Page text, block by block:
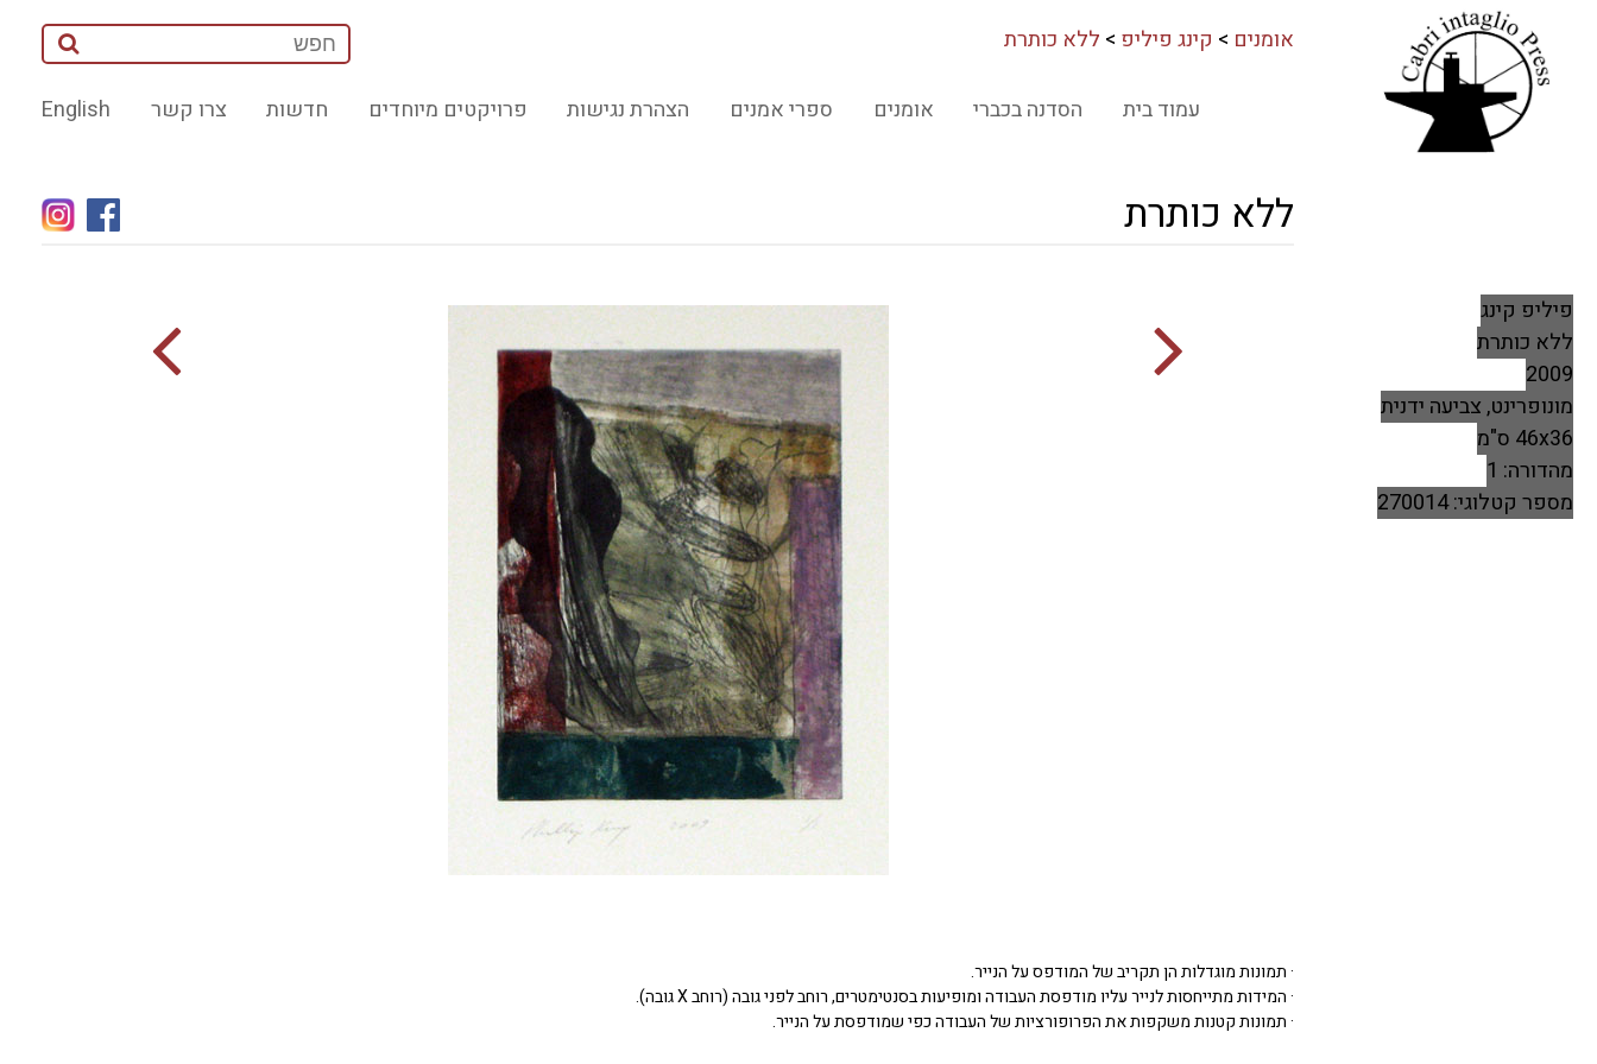
אומנים > קינג פיליפ > ללא כותרת
English צרו קשר חדשות פרויקטים מיוחדים הצהרת נגישות ספרי אמנים אומנים הסדנה בכברי עמוד בית
ללא כותרת
· תמונות מוגדלות הן תקריב של המודפס על הנייר.
· המידות מתייחסות לנייר עליו מודפסת העבודה ומופיעות בסנטימטרים, רוחב לפני גובה (רוחב X גובה).
· תמונות קטנות משקפות את הפרופורציות של העבודה כפי שמודפסת על הנייר.
פיליפ קינג
ללא כותרת
2009
מונופרינט, צביעה ידנית
46x36 ס"מ
מהדורה: 1
מספר קטלוגי: 270014